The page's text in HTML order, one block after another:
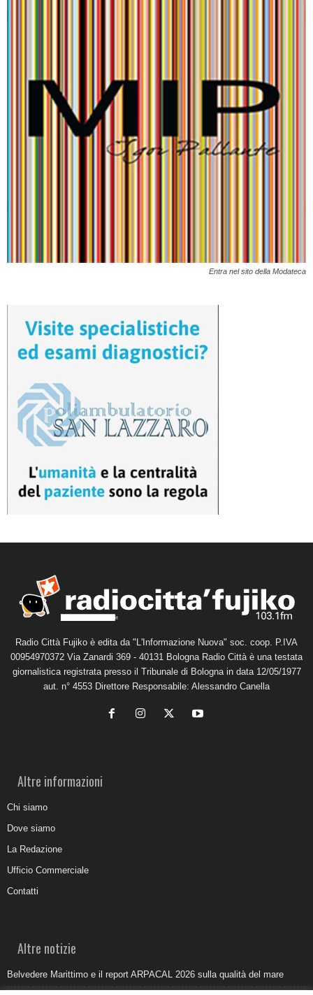
Entra nel sito della Modateca
Radio Città Fujiko è edita da "L'Informazione Nuova" soc. coop. P.IVA
00954970372 Via Zanardi 369 - 40131 Bologna Radio Città è una testata
giornalistica registrata presso il Tribunale di Bologna in data 12/05/1977
aut. n° 4553 Direttore Responsabile: Alessandro Canella
Altre informazioni
Chi siamo
Dove siamo
La Redazione
Ufficio Commerciale
Contatti
Altre notizie
Belvedere Marittimo e il report ARPACAL 2026 sulla qualità del mare